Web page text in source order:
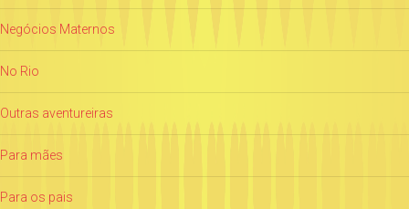
Negócios Maternos
No Rio
Outras aventureiras
Para mães
Para os pais